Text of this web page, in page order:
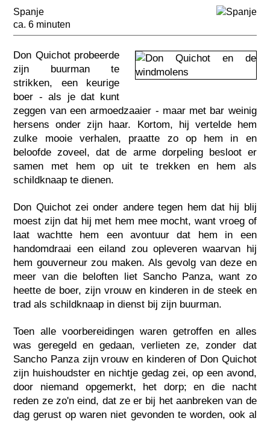
Spanje
ca. 6 minuten
Don Quichot probeerde
zijn buurman te
strikken, een keurige
boer - als je dat kunt
zeggen van een armoedzaaier - maar met bar weinig
hersens onder zijn haar. Kortom, hij vertelde hem
zulke mooie verhalen, praatte zo op hem in en
beloofde zoveel, dat de arme dorpeling besloot er
samen met hem op uit te trekken en hem als
schildknaap te dienen.
Don Quichot zei onder andere tegen hem dat hij blij
moest zijn dat hij met hem mee mocht, want vroeg of
laat wachtte hem een avontuur dat hem in een
handomdraai een eiland zou opleveren waarvan hij
hem gouverneur zou maken. Als gevolg van deze en
meer van die beloften liet Sancho Panza, want zo
heette de boer, zijn vrouw en kinderen in de steek en
trad als schildknaap in dienst bij zijn buurman.
Toen alle voorbereidingen waren getroffen en alles
was geregeld en gedaan, verlieten ze, zonder dat
Sancho Panza zijn vrouw en kinderen of Don Quichot
zijn huishoudster en nichtje gedag zei, op een avond,
door niemand opgemerkt, het dorp; en die nacht
reden ze zo'n eind, dat ze er bij het aanbreken van de
dag gerust op waren niet gevonden te worden, ook al